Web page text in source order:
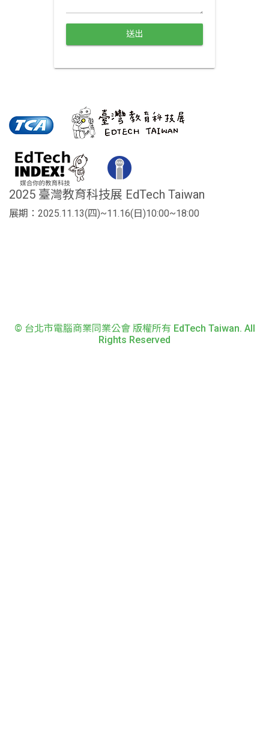
送出
2025 臺灣教育科技展 EdTech Taiwan
展期：2025.11.13(四)~11.16(日)10:00~18:00
© 台北市電腦商業同業公會 版權所有 EdTech Taiwan. All
Rights Reserved